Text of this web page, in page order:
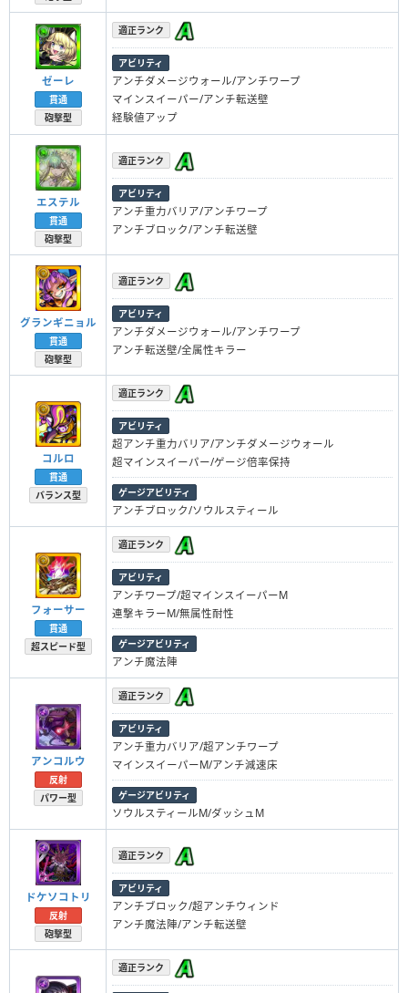
ゼーレ
貫通
砲撃型
適正ランク
アビリティ
アンチダメージウォール/アンチワープ
マインスイーパー/アンチ転送壁
経験値アップ
エステル
貫通
砲撃型
適正ランク
アビリティ
アンチ重力バリア/アンチワープ
アンチブロック/アンチ転送壁
グランギニョル
貫通
砲撃型
適正ランク
アビリティ
アンチダメージウォール/アンチワープ
アンチ転送壁/全属性キラー
コルロ
貫通
バランス型
適正ランク
アビリティ
超アンチ重力バリア/アンチダメージウォール
超マインスイーパー/ゲージ倍率保持
ゲージアビリティ
アンチブロック/ソウルスティール
フォーサー
貫通
超スピード型
適正ランク
アビリティ
アンチワープ/超マインスイーパーM
連撃キラーM/無属性耐性
ゲージアビリティ
アンチ魔法陣
アンコルウ
反射
パワー型
適正ランク
アビリティ
アンチ重力バリア/超アンチワープ
マインスイーパーM/アンチ減速床
ゲージアビリティ
ソウルスティールM/ダッシュM
ドケソコトリ
反射
砲撃型
適正ランク
アビリティ
アンチブロック/超アンチウィンド
アンチ魔法陣/アンチ転送壁
適正ランク